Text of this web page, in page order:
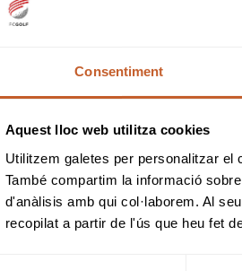
Consentiment
Aquest lloc web utilitza cookies
Utilitzem galetes per personalitzar
També compartim la informació
d'anàlisis amb qui col·laborem. Al
recopilat a partir de l'ús que heu fet
temps necessari per a
no se cediran a tercers
el consentiment i
el responsable del
ADDICIONAL